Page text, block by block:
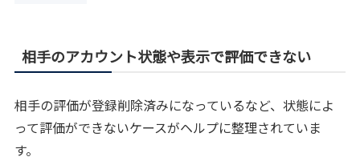
相手のアカウント状態や表示で評価できない
相手の評価が登録削除済みになっているなど、状態によ
って評価ができないケースがヘルプに整理されていま
す。